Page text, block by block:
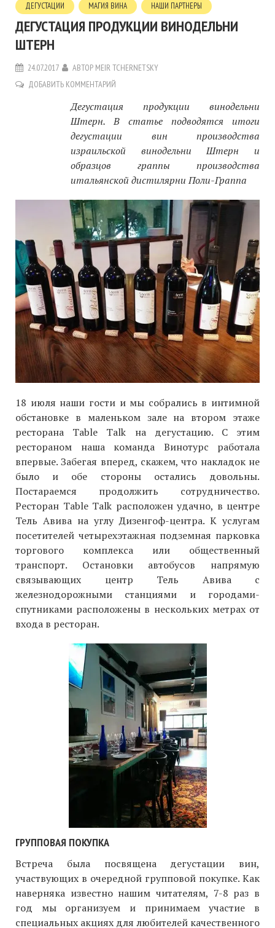
ДЕГУСТАЦИИ МАГИЯ ВИНА НАШИ ПАРТНЕРЫ
ДЕГУСТАЦИЯ ПРОДУКЦИИ ВИНОДЕЛЬНИ
ШТЕРН
24.07.2017 АВТОР MEIR TCHERNETSKY
ДОБАВИТЬ КОММЕНТАРИЙ
Дегустация продукции винодельни
Штерн. В статье подводятся итоги
дегустации вин производства
израильской винодельни Штерн и
образцов граппы производства
итальянской дистилярни Поли-Граппа
18 июля наши гости и мы собрались в интимной
обстановке в маленьком зале на втором этаже
ресторана Table Talk на дегустацию. С этим
рестораном наша команда Винотурс работала
впервые. Забегая вперед, скажем, что накладок не
было и обе стороны остались довольны.
Постараемся продолжить сотрудничество.
Ресторан Table Talk расположен удачно, в центре
Тель Авива на углу Дизенгоф-центра. К услугам
посетителей четырехэтажная подземная парковка
торгового комплекса или общественный
транспорт. Остановки автобусов напрямую
связывающих центр Тель Авива с
железнодорожными станциями и городами-
спутниками расположены в нескольких метрах от
входа в ресторан.
ГРУППОВАЯ ПОКУПКА
Встреча была посвящена дегустации вин,
участвующих в очередной групповой покупке. Как
наверняка известно нашим читателям, 7-8 раз в
год мы организуем и принимаем участие в
специальных акциях для любителей качественного